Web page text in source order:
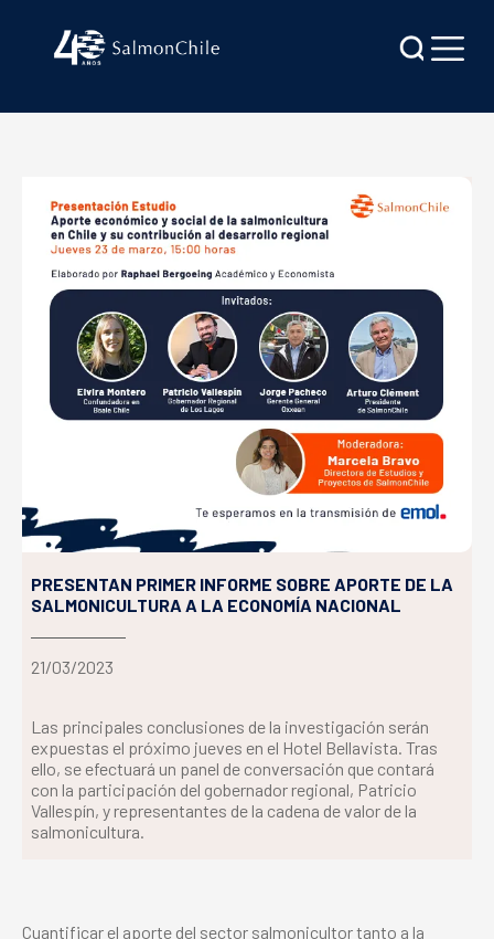
PRESENTAN PRIMER INFORME SOBRE APORTE DE LA
SALMONICULTURA A LA ECONOMÍA NACIONAL
21/03/2023
Las principales conclusiones de la investigación serán
expuestas el próximo jueves en el Hotel Bellavista. Tras
ello, se efectuará un panel de conversación que contará
con la participación del gobernador regional, Patricio
Vallespín, y representantes de la cadena de valor de la
salmonicultura.
Cuantificar el aporte del sector salmonicultor tanto a la